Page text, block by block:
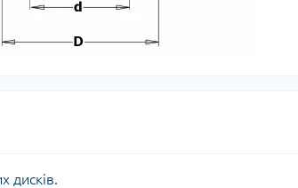
дисків.